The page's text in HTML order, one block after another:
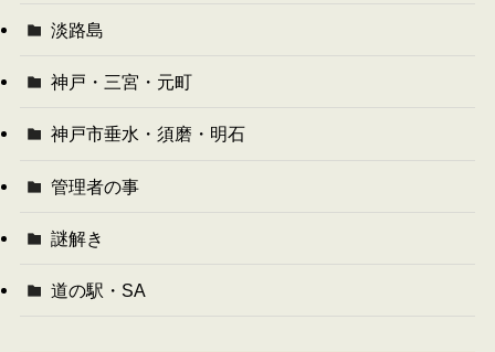
淡路島
神戸・三宮・元町
神戸市垂水・須磨・明石
管理者の事
謎解き
道の駅・SA